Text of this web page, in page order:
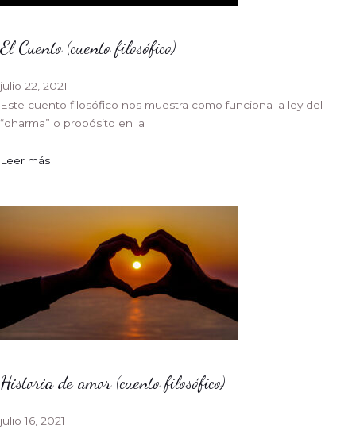
El Cuento (cuento filosófico)
julio 22, 2021
Este cuento filosófico nos muestra como funciona la ley del
“dharma” o propósito en la
Leer más
Historia de amor (cuento filosófico)
julio 16, 2021